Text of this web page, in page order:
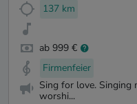
137 km
ab 999 €
Firmenfeier
Sing for love. Singing
worshi...